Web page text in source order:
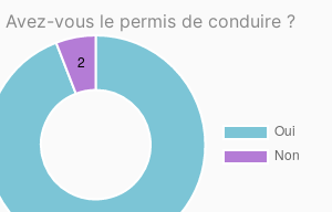
Avez-vous le permis de conduire ?